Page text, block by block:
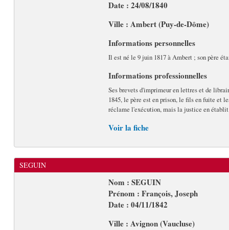
Date : 24/08/1840
Ville : Ambert (Puy-de-Dôme)
Informations personnelles
Il est né le 9 juin 1817 à Ambert ; son père
Informations professionnelles
Ses brevets d'imprimeur en lettres et de
1845, le père est en prison, le fils en fuite et
réclame l'exécution, mais la justice en
Voir la fiche
SEGUIN
Nom : SEGUIN
Prénom : François, Joseph
Date : 04/11/1842
Ville : Avignon (Vaucluse)